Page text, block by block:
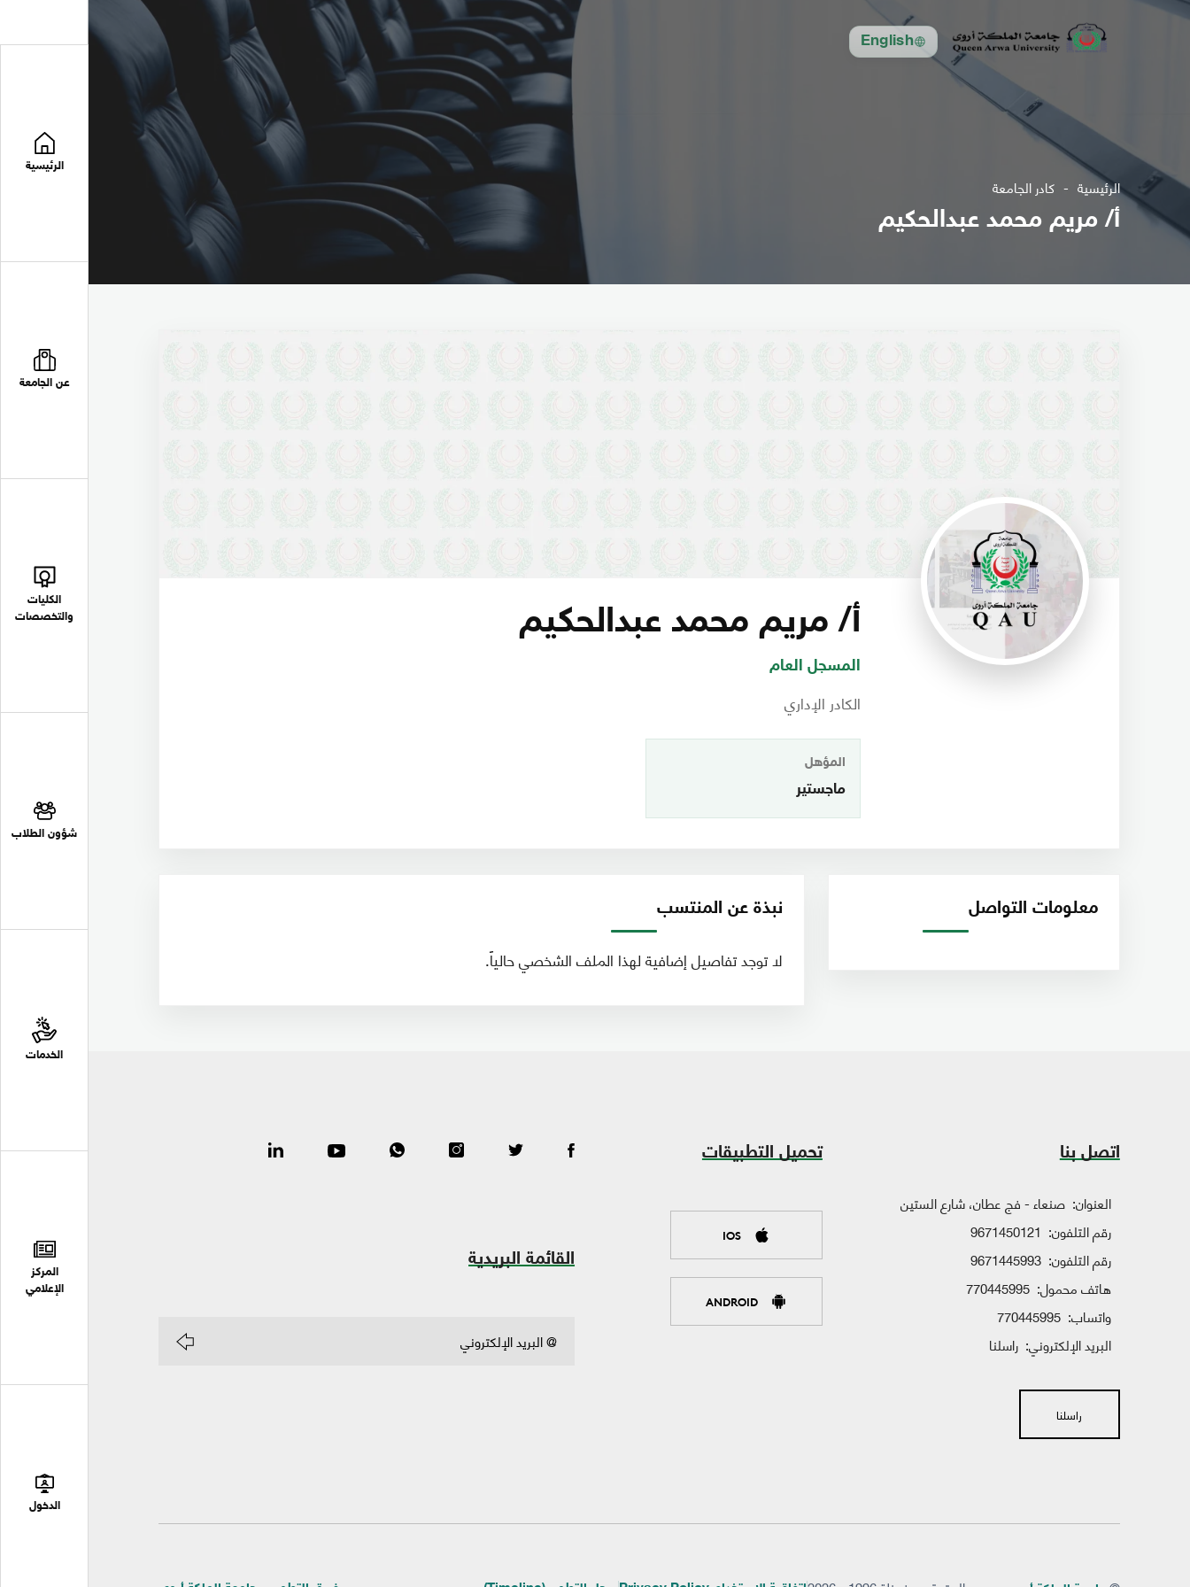
English
الرئيسية
عن الجامعة
الكليات
والتخصصات
شؤون الطلاب
الخدمات
المركز
الإعلامي
الدخول
الرئيسية كادر الجامعة
أ/ مريم محمد عبدالحكيم
أ/ مريم محمد عبدالحكيم
المسجل العام
الكادر الإداري
المؤهل
ماجستير
معلومات التواصل نبذة عن المنتسب
لا توجد تفاصيل إضافية لهذا الملف الشخصي حالياً.
اتصل بنا
العنوان: صنعاء - فج عطان، شارع الستين
رقم التلفون: 9671450121
رقم التلفون: 9671445993
هاتف محمول: 770445995
واتساب: 770445995
البريد الإلكتروني: راسلنا
راسلنا
تحميل التطبيقات
IOS
ANDROID
القائمة البريدية